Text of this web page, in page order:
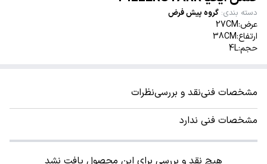
دسته بندی: گروه پیش فرض
عرض:27CM
ارتفاع:38CM
حجم:4L
مشخصات فنینقد و بررسینظرات
مشخصات فنی ندارد
هیچ نقد و بررسی برای این محصول یافت نشد